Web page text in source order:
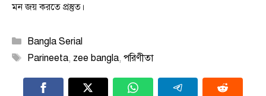
মন জয় করতে প্রস্তুত।
Categories
Bangla Serial
Tags
Parineeta, zee bangla, পরিণীতা